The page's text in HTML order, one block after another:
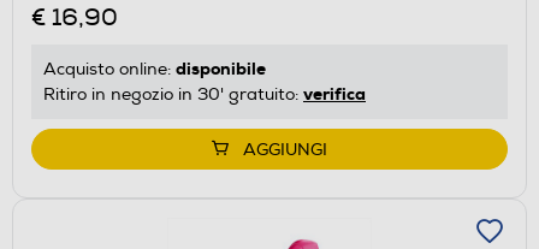
€ 16,90
Acquisto online: disponibile
Ritiro in negozio in 30' gratuito: verifica
AGGIUNGI